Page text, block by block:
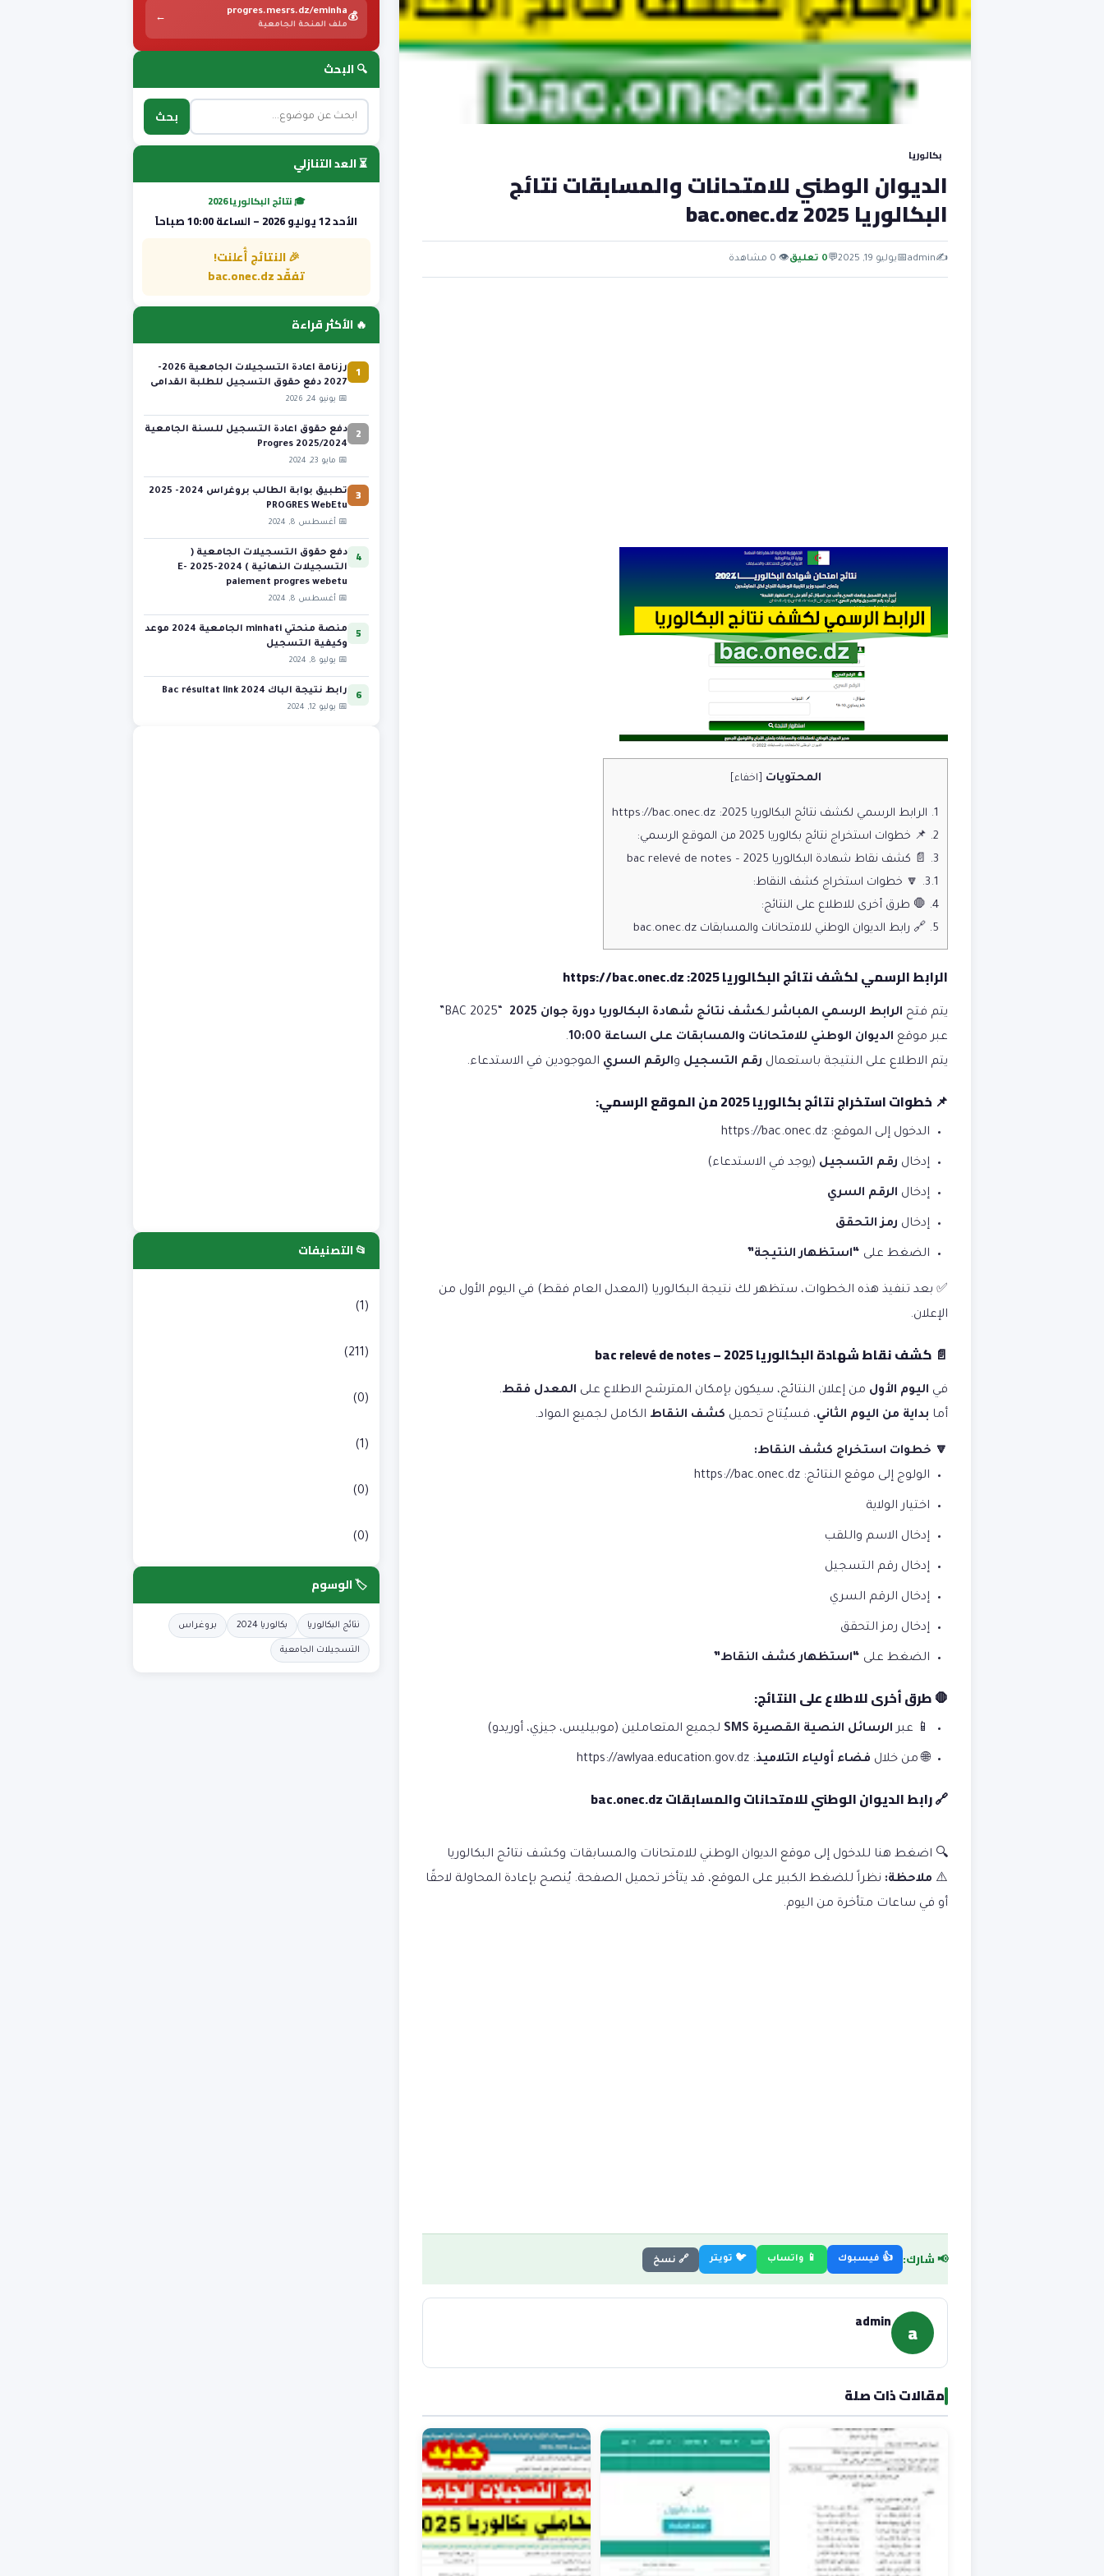
بكالوريا
الديوان الوطني للامتحانات والمسابقات نتائج
البكالوريا bac.onec.dz 2025
✍️
admin
📅يوليو 19, 2025 💬0 تعليق 👁 0 مشاهدة
المحتويات [اخفاء]
1.
الرابط الرسمي لكشف نتائج البكالوريا 2025: https://bac.onec.dz
2. 📌 خطوات استخراج نتائج بكالوريا 2025 من الموقع الرسمي:
3.
📄 كشف نقاط شهادة البكالوريا 2025 – bac relevé de notes
3.1.
🔽 خطوات استخراج كشف النقاط:
4. 🛑 طرق أخرى للاطلاع على النتائج:
5.
🔗 رابط الديوان الوطني للامتحانات والمسابقات bac.onec.dz
الرابط الرسمي لكشف نتائج البكالوريا 2025: https://bac.onec.dz
يتم فتح الرابط الرسمي المباشرلـكشف نتائج شهادة البكالوريا دورة جوان 2025
“BAC 2025”
عبر موقع الديوان الوطني للامتحانات والمسابقات على الساعة 10:00
.
يتم الاطلاع على النتيجة باستعمال رقم التسجيل والرقم السري الموجودين في الاستدعاء.
📌 خطوات استخراج نتائج بكالوريا 2025 من الموقع الرسمي:
الدخول إلى الموقع: https://bac.onec.dz
إدخال رقم التسجيل (يوجد في الاستدعاء)
إدخال الرقم السري
إدخال رمز التحقق
الضغط على “استظهار النتيجة”
✅ بعد تنفيذ هذه الخطوات، ستظهر لك نتيجة البكالوريا (المعدل العام فقط) في اليوم الأول من
الإعلان.
📄 كشف نقاط شهادة البكالوريا 2025 – bac relevé de notes
في اليوم الأول من إعلان النتائج، سيكون بإمكان المترشح الاطلاع على المعدل فقط.
أما بداية من اليوم الثاني، فسيُتاح تحميل كشف النقاط الكامل لجميع المواد.
🔽 خطوات استخراج كشف النقاط:
الولوج إلى موقع النتائج: https://bac.onec.dz
اختيار الولاية
إدخال الاسم واللقب
إدخال رقم التسجيل
إدخال الرقم السري
إدخال رمز التحقق
الضغط على “استظهار كشف النقاط”
🛑 طرق أخرى للاطلاع على النتائج:
📱 عبر الرسائل النصية القصيرة SMS لجميع المتعاملين (موبيليس، جيزي، أوريدو)
🌐 من خلال فضاء أولياء التلاميذ:
https://awlyaa.education.gov.dz
🔗 رابط الديوان الوطني للامتحانات والمسابقات bac.onec.dz
🔍 اضغط هنا للدخول إلى موقع الديوان الوطني للامتحانات والمسابقات وكشف نتائج البكالوريا
⚠️ ملاحظة: نظراً للضغط الكبير على الموقع، قد يتأخر تحميل الصفحة. يُنصح بإعادة المحاولة لاحقًا
أو في ساعات متأخرة من اليوم.
📢 شارك: 👍 فيسبوك 📱 واتساب 🐦 تويتر 🔗 نسخ
a
admin
مقالات ذات صلة
💰
progres.mesrs.dz/eminha
ملف المنحة الجامعية
←
🔍 البحث
بحث
⏳ العد التنازلي
🎓 نتائج البكالوريا 2026
الأحد 12 يوليو 2026 – الساعة 10:00 صباحاً
🎉 النتائج أُعلنت!
تفقّد bac.onec.dz
🔥 الأكثر قراءة
1
رزنامة اعادة التسجيلات الجامعية 2026-
2027 دفع حقوق التسجيل للطلبة القدامى
📅 يونيو 24, 2026
2
دفع حقوق اعادة التسجيل للسنة الجامعية
2025/2024 Progres
📅 مايو 23, 2024
3
تطبيق بوابة الطالب بروغراس 2024- 2025
PROGRES WebEtu
📅 أغسطس 8, 2024
4
دفع حقوق التسجيلات الجامعية (
التسجيلات النهائية ) 2024-2025 E-
paiement progres webetu
📅 أغسطس 8, 2024
5
منصة منحتي minhati الجامعية 2024 موعد
وكيفية التسجيل
📅 يوليو 8, 2024
6 رابط نتيجة الباك 2024 Bac résultat link
📅 يوليو 12, 2024
📂 التصنيفات
(1)
(211)
(0)
(1)
(0)
(0)
🏷️ الوسوم
نتائج البكالوريا بكالوريا 2024 بروغراس
التسجيلات الجامعية